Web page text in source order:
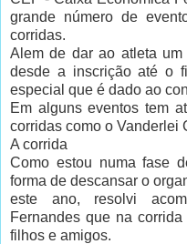
grande número de
corridas.
Alem de dar ao atleta um
desde a inscrição até o
especial que é dado ao
Em alguns eventos tem
corridas como o Vanderlei
A corrida
Como estou numa fase
forma de descansar o
este ano, resolvi
Fernandes que na
filhos e amigos.